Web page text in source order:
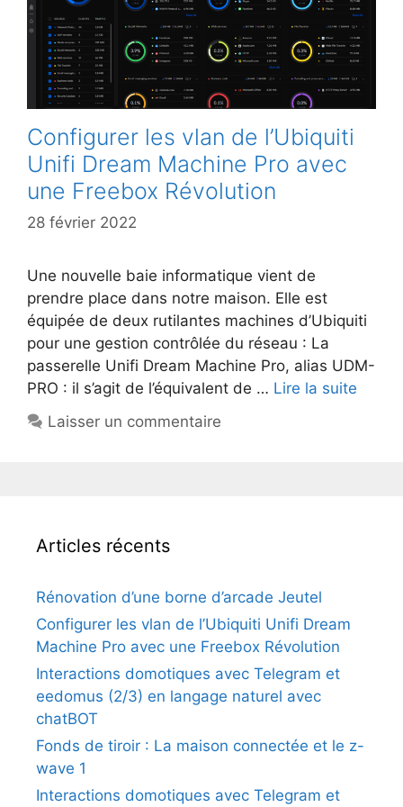
Configurer les vlan de l’Ubiquiti
Unifi Dream Machine Pro avec
une Freebox Révolution
28 février 2022
Une nouvelle baie informatique vient de
prendre place dans notre maison. Elle est
équipée de deux rutilantes machines d’Ubiquiti
pour une gestion contrôlée du réseau : La
passerelle Unifi Dream Machine Pro, alias UDM-
PRO : il s’agit de l’équivalent de … Lire la suite
Laisser un commentaire
Articles récents
Rénovation d’une borne d’arcade Jeutel
Configurer les vlan de l’Ubiquiti Unifi Dream
Machine Pro avec une Freebox Révolution
Interactions domotiques avec Telegram et
eedomus (2/3) en langage naturel avec
chatBOT
Fonds de tiroir : La maison connectée et le z-
wave 1
Interactions domotiques avec Telegram et